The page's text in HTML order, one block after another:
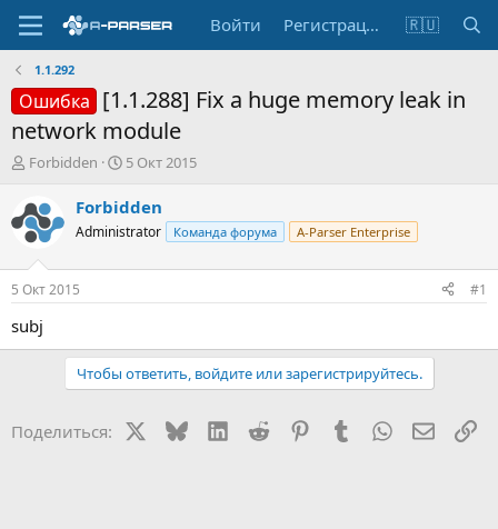
Войти Регистрация 🇷🇺
1.1.292
Ошибка [1.1.288] Fix a huge memory leak in
network module
А
т
о
р
т
е
м
ы
Forbidden
Д
т
н
а
5 Окт 2015
Forbidden
Administrator Команда форума A-Parser Enterprise
5 Окт 2015 #1
subj
Чтобы ответить, войдите или зарегистрируйтесь.
Поделиться: BlueskyLinkedIn
Reddit PinterestTumblr WhatsApp